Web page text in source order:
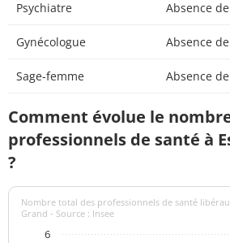
Psychiatre Absence
Gynécologue Absence
Sage-femme Absence
Comment évolue le
professionnels de santé à
?
Nombre total des professionnels de santé
Grand - Source : Insee
6